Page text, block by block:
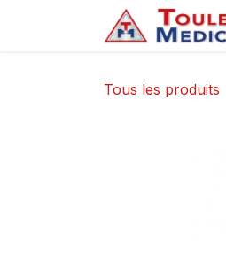
Se rendre au contenu
Tous les produits